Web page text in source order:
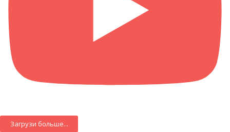
Загрузи больше...